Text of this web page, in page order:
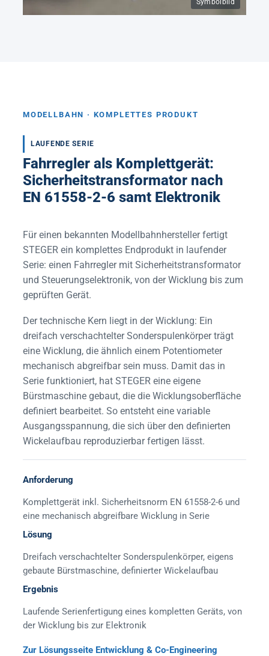
Symbolbild
MODELLBAHN · KOMPLETTES PRODUKT
LAUFENDE SERIE
Fahrregler als Komplettgerät:
Sicherheitstransformator nach
EN 61558-2-6 samt Elektronik
Für einen bekannten Modellbahnhersteller fertigt
STEGER ein komplettes Endprodukt in laufender
Serie: einen Fahrregler mit Sicherheitstransformator
und Steuerungselektronik, von der Wicklung bis zum
geprüften Gerät.
Der technische Kern liegt in der Wicklung: Ein
dreifach verschachtelter Sonderspulenkörper trägt
eine Wicklung, die ähnlich einem Potentiometer
mechanisch abgreifbar sein muss. Damit das in
Serie funktioniert, hat STEGER eine eigene
Bürstmaschine gebaut, die die Wicklungsoberfläche
definiert bearbeitet. So entsteht eine variable
Ausgangsspannung, die sich über den definierten
Wickelaufbau reproduzierbar fertigen lässt.
Anforderung
Komplettgerät inkl. Sicherheitsnorm EN 61558-2-6 und
eine mechanisch abgreifbare Wicklung in Serie
Lösung
Dreifach verschachtelter Sonderspulenkörper, eigens
gebaute Bürstmaschine, definierter Wickelaufbau
Ergebnis
Laufende Serienfertigung eines kompletten Geräts, von
der Wicklung bis zur Elektronik
Zur Lösungsseite Entwicklung & Co-Engineering